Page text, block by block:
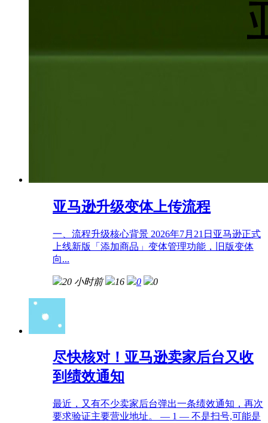
亚马逊升级变体上传流程
一、流程升级核心背景 2026年7月21日亚马逊正式
上线新版「添加商品」变体管理功能，‌旧版变体
向...
20 小时前 16 0 0
尽快核对！亚马逊卖家后台又收
到绩效通知
最近，又有不少卖家后台弹出一条绩效通知，再次
要求验证主要营业地址。 — 1 — 不是扫号,可能是